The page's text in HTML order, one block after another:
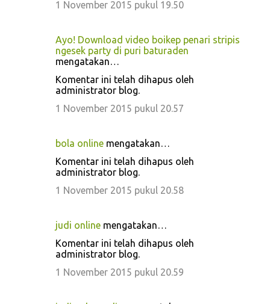
1 November 2015 pukul 19.50
Ayo! Download video boikep penari stripis
ngesek party di puri baturaden
mengatakan…
Komentar ini telah dihapus oleh
administrator blog.
1 November 2015 pukul 20.57
bola online mengatakan…
Komentar ini telah dihapus oleh
administrator blog.
1 November 2015 pukul 20.58
judi online mengatakan…
Komentar ini telah dihapus oleh
administrator blog.
1 November 2015 pukul 20.59